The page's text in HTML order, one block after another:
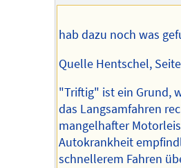
hab dazu noch was
Quelle Hentschel,
"Triftig" ist ein Grund,
das Langsamfahren
mangelhafter
Autokrankheit
schnellerem Fahren